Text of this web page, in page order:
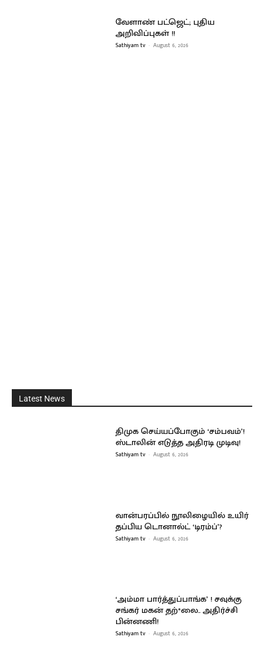
வேளாண் பட்ஜெட்; புதிய
அறிவிப்புகள் !!
Sathiyam tv - August 6, 2026
Latest News
திமுக செய்யப்போகும் ‘சம்பவம்’!
ஸ்டாலின் எடுத்த அதிரடி முடிவு!
Sathiyam tv - August 6, 2026
வான்பரப்பில் நூலிழையில் உயிர்
தப்பிய டொனால்ட் ‘டிரம்ப்’?
Sathiyam tv - August 6, 2026
‘அம்மா பார்த்துப்பாங்க’ ! சவுக்கு
சங்கர் மகன் தற்*லை.. அதிர்ச்சி
பின்னணி!
Sathiyam tv - August 6, 2026